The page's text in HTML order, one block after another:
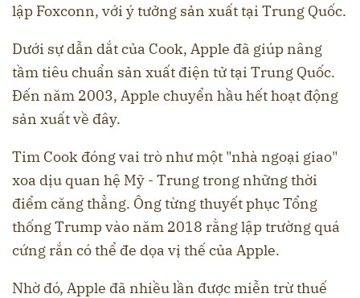
lập Foxconn, với ý tưởng sản xuất tại Trung Quốc.
Dưới sự dẫn dắt của Cook, Apple đã giúp nâng
tầm tiêu chuẩn sản xuất điện tử tại Trung Quốc.
Đến năm 2003, Apple chuyển hầu hết hoạt động
sản xuất về đây.
Tim Cook đóng vai trò như một "nhà ngoại giao"
xoa dịu quan hệ Mỹ - Trung trong những thời
điểm căng thẳng. Ông từng thuyết phục Tổng
thống Trump vào năm 2018 rằng lập trường quá
cứng rắn có thể đe dọa vị thế của Apple.
Nhờ đó, Apple đã nhiều lần được miễn trừ thuế